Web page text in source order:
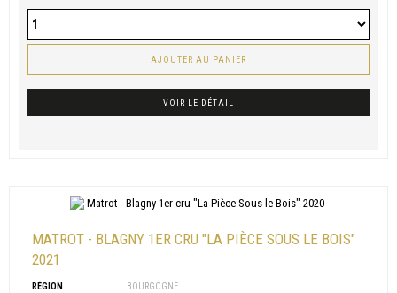
AJOUTER AU PANIER
VOIR LE DÉTAIL
MATROT - BLAGNY 1ER CRU "LA PIÈCE SOUS LE BOIS"
2021
RÉGION
BOURGOGNE